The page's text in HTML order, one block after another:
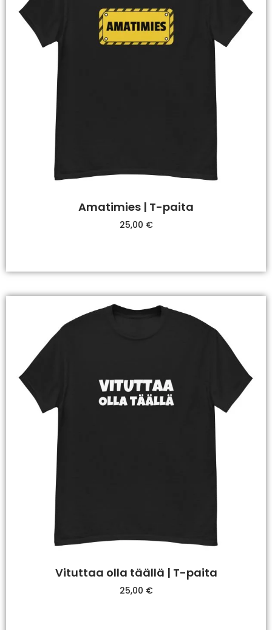
Amatimies | T-paita
25,00 €
Vituttaa olla täällä | T-paita
25,00 €